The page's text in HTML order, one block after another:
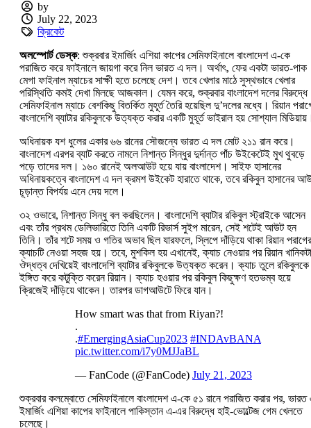
by
July 22, 2023
ক্রিকেট
অলস্পোর্ট ডেস্ক: শুক্রবার ইমার্জিং এশিয়া কাপের সেমিফাইনালে বাংলাদেশ এ-কে
পরাজিত করে ফাইনালে জায়গা করে নিল ভারত এ দল। অর্থাৎ, ফের একটা ভারত-পাক
মেগা ফাইনাল ম্যাচের সাক্ষী হতে চলেছে দেশ। তবে খেলার মাঠে সুস্থভাবে খেলার
পরিস্থিতি কমই দেখা মিলছে আজকাল। যেমন করে, শুক্রবার বাংলাদেশ দলের বিরুদ্ধে
সেমিফাইনাল ম্যাচে বেশকিছু বিতর্কিত মুহূর্ত তৈরি হয়েছিল দু’দলের মধ্যে। রিয়ান
বাংলাদেশি ব্যাটার রকিবুলকে উত্যক্ত করার একটি মুহূর্ত ভাইরাল হয় সোশ্যাল
অধিনায়ক যশ ধুলের একার ৬৬ রানের সৌজন্যে ভারত এ দল মোট ২১১ রান করে।
বাংলাদেশ এরপর ব্যাট করতে নামলে নিশান্ত সিন্ধুর দুর্দান্ত পাঁচ উইকেটেই মুখ থুবড়ে
পড়ে তাদের দল। ১৬০ রানেই অলআউট হয়ে যায় বাংলাদেশ। সাইফ হাসানের
অধিনায়কত্বে বাংলাদেশ এ দল ক্রমশ উইকেট হারাতে থাকে, তবে রকিবুল হাসানের
চূড়ান্ত বিপর্যয় এনে দেয় দলে।
৩২ ওভারে, নিশান্ত সিন্ধু বল করছিলেন। বাংলাদেশি ব্যাটার রকিবুল স্ট্রাইকে আসেন
এবং তাঁর প্রথম ডেলিভারিতে তিনি একটি রিভার্স সুইপ মারেন, সেই শটেই আউট হন
তিনি। তাঁর শটে সময় ও গতির অভাব ছিল যারফলে, স্লিপে দাঁড়িয়ে থাকা রিয়ান পরাগের
ক্যাচটি নেওয়া সহজ হয়। তবে, মুশকিল হয় এখানেই, ক্যাচ নেওয়ার পর রিয়ান খানিকটা
ঔদ্ধত্ব দেখিয়েই বাংলাদেশি ব্যাটার রকিবুলকে উত্যক্ত করেন। ক্যাচ তুলে রকিবুলকে
ইঙ্গিত করে কটুক্তি করেন রিয়ান। ক্যাচ হওয়ার পর রকিবুল কিছুক্ষণ হতভম্ব হয়ে
ক্রিজেই দাঁড়িয়ে থাকেন। তারপর ডাগআউটে ফিরে যান।
How smart was that from Riyan?!
.
.#EmergingAsiaCup2023 #INDAvBANA
pic.twitter.com/i7y0MJJaBL
— FanCode (@FanCode) July 21, 2023
শুক্রবার কলম্বোতে সেমিফাইনালে বাংলাদেশ এ-কে ৫১ রানে পরাজিত করার পর, ভারত
ইমার্জিং এশিয়া কাপের ফাইনালে পাকিস্তান এ-এর বিরুদ্ধে হাই-ভোল্টেজ গেম খেলতে
চলেছে।